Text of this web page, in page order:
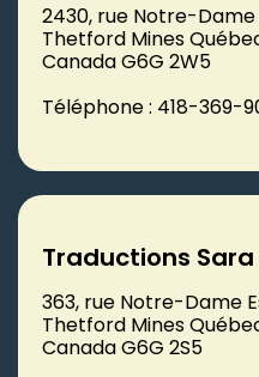
2430, rue Notre-Dame
Thetford Mines
Canada G6G 2W5
Téléphone : 418-369-
Traductions
363, rue Notre-Dame
Thetford Mines
Canada G6G 2S5